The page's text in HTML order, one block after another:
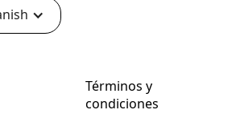
Términos y
condiciones